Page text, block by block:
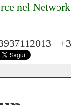
nel Network
Lavoro nel